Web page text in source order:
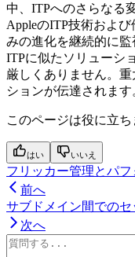
中、ITPへのさらなる
AppleのITP技術およ
みの進化を継続的に
ITPに似たソリューシ
厳しくありません。
ションが伝達されます
このページは役に立ち
はい いいえ
フリッカー管理とパフ
前へ
サブドメイン間での
次へ